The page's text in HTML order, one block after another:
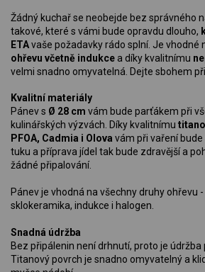
Žádný kuchař se neobejde bez správného
takové, které s vámi bude opravdu dlouho,
ETAvaše požadavky rádo splní. Je vhodné
ohřevu včetně indukcea díky kvalitnímu
velmi snadno omyvatelná. Dejte sbohem
Kvalitní materiály
Pánev s Ø 28 cm vám bude parťákem při
kulinářských výzvách. Díky kvalitnímu
PFOA, Cadmia i Olova vám při vaření
tuku a příprava jídel tak bude zdravější a
žádné připalování.
Pánev je vhodná na všechny druhy ohřevu
sklokeramika, indukce i halogen.
Snadná údržba
Bez připálenin není drhnutí, proto je údržba
Titanový povrch je snadno omyvatelný a